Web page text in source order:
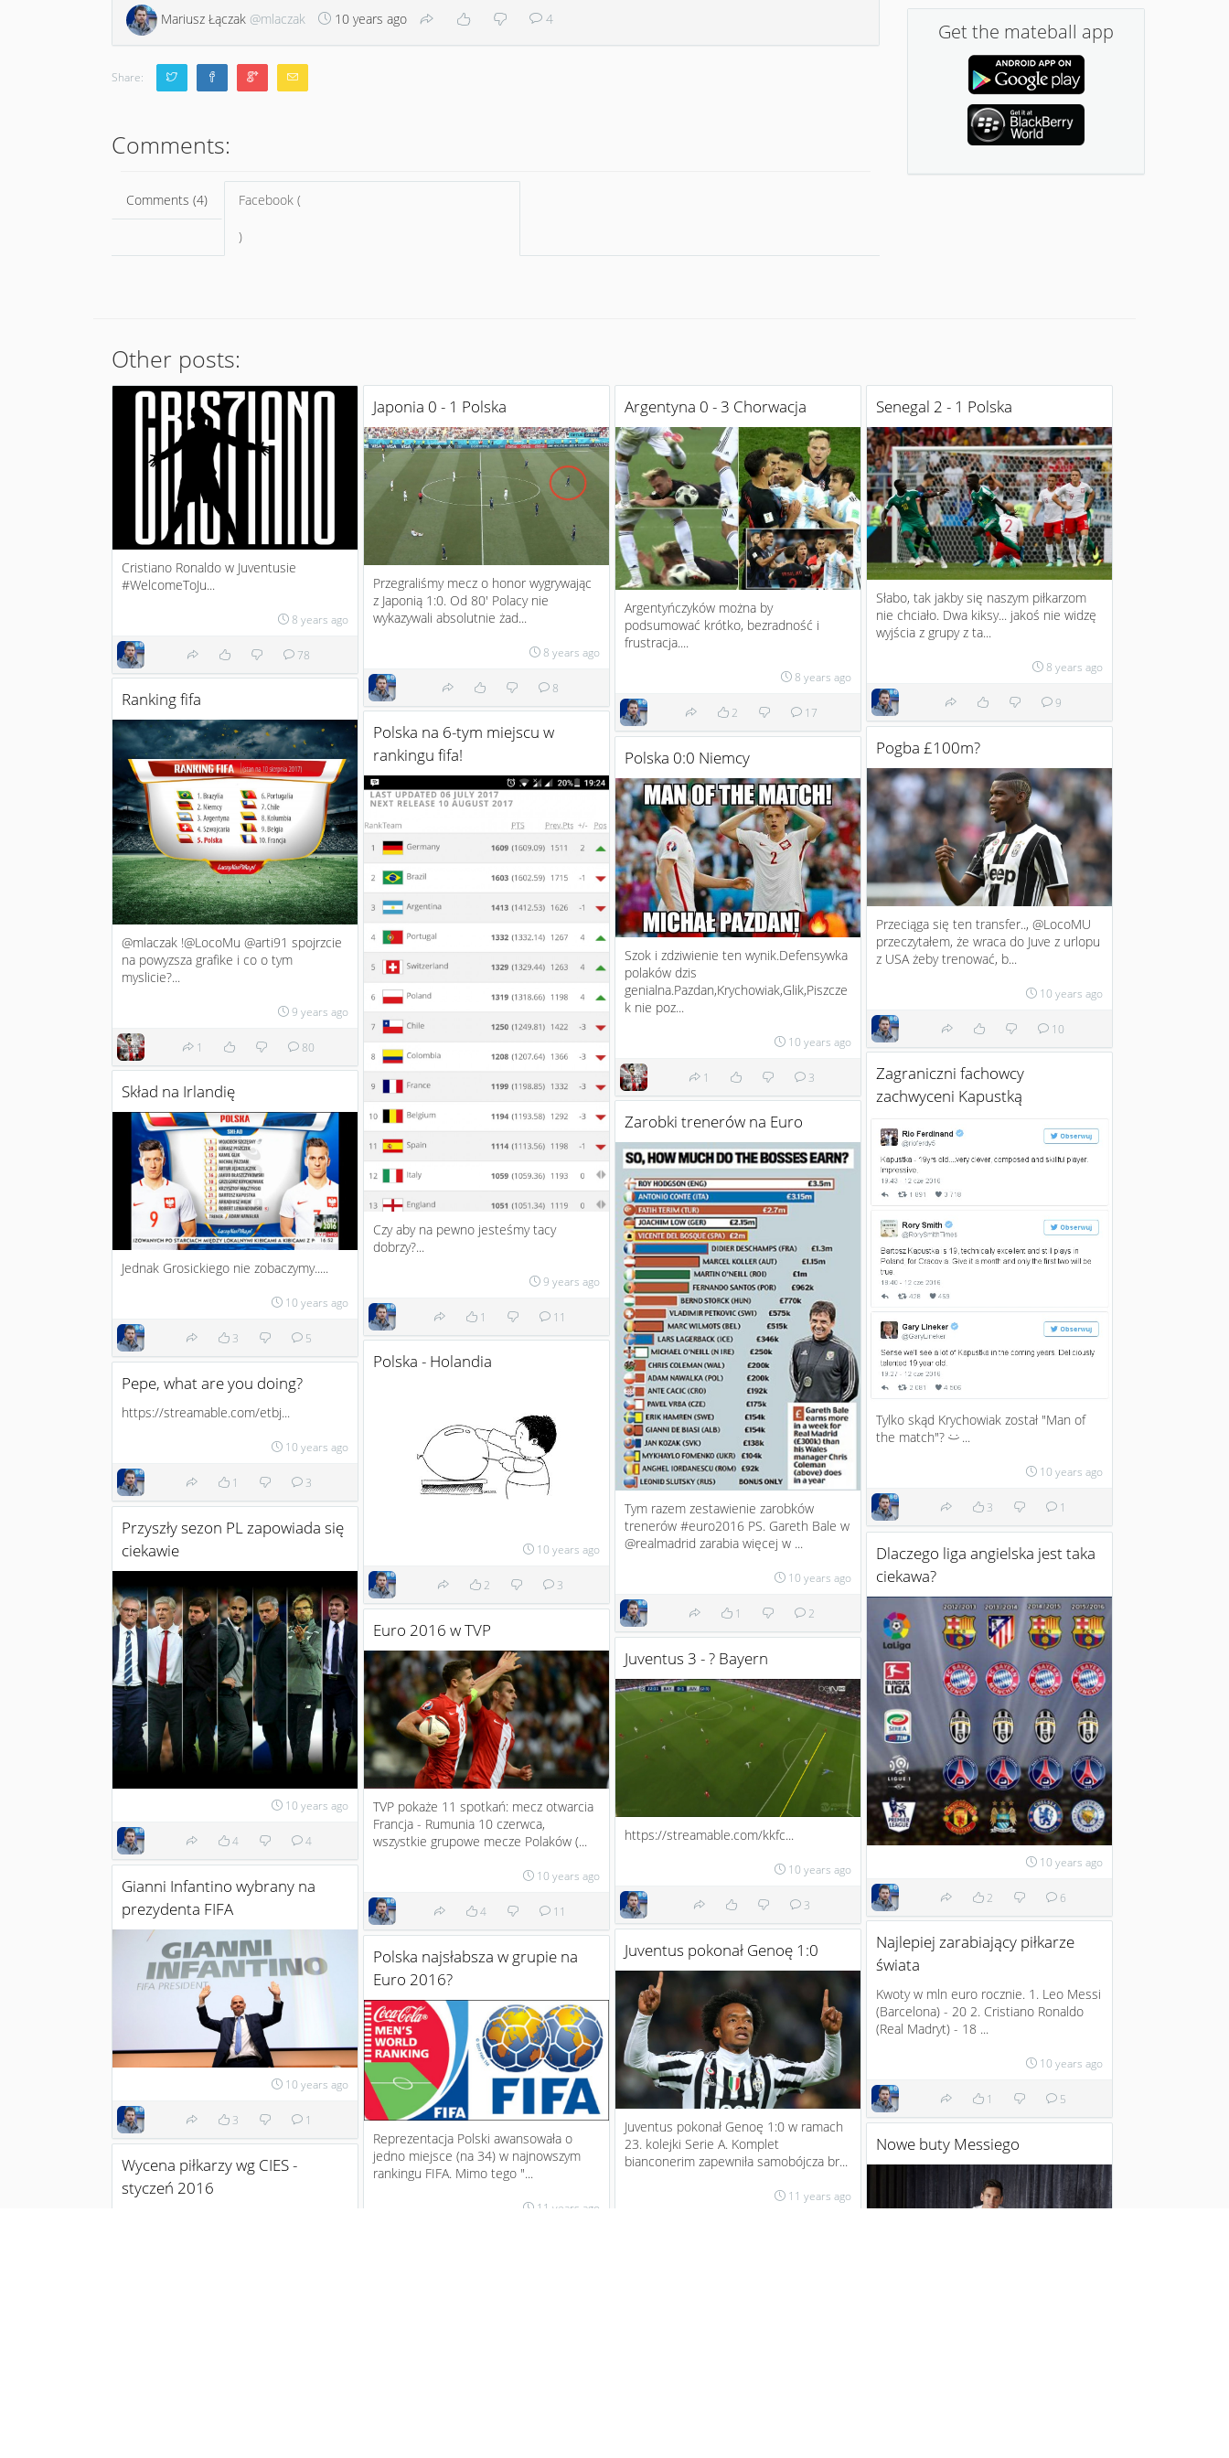
Mariusz Łączak @mlaczak 10 years ago 4
Share:
Comments:
Comments (4) Facebook (
)
Get the mateball app
Other posts:
Cristiano Ronaldo w Juventusie
#WelcomeToJu...
8 years ago
78
Japonia 0 - 1 Polska
Przegraliśmy mecz o honor wygrywając
z Japonią 1:0. Od 80' Polacy nie
wykazywali absolutnie żad...
8 years ago
8
Argentyna 0 - 3 Chorwacja
Argentyńczyków można by
podsumować krótko, bezradność i
frustracja....
8 years ago
2 17
Senegal 2 - 1 Polska
Słabo, tak jakby się naszym piłkarzom
nie chciało. Dwa kiksy... jakoś nie widzę
wyjścia z grupy z ta...
8 years ago
9
Ranking fifa
@mlaczak !@LocoMu @arti91 spojrzcie
na powyzsza grafike i co o tym
myslicie?...
9 years ago
1 80
Polska na 6-tym miejscu w
rankingu fifa!
Czy aby na pewno jesteśmy tacy
dobrzy?...
9 years ago
1 11
Pogba £100m?
Przeciąga się ten transfer.., @LocoMU
przeczytałem, że wraca do Juve z urlopu
z USA żeby trenować, b...
10 years ago
10
Polska 0:0 Niemcy
Szok i zdziwienie ten wynik.Defensywka
polaków dzis
genialna.Pazdan,Krychowiak,Glik,Piszcze
k nie poz...
10 years ago
1 3
Zagraniczni fachowcy
zachwyceni Kapustką
Tylko skąd Krychowiak został "Man of
the match"? :) ...
10 years ago
3 1
Skład na Irlandię
Jednak Grosickiego nie zobaczymy.....
10 years ago
3 5
Zarobki trenerów na Euro
Tym razem zestawienie zarobków
trenerów #euro2016 PS. Gareth Bale w
@realmadrid zarabia więcej w ...
10 years ago
1 2
Polska - Holandia
10 years ago
2 3
Pepe, what are you doing?
https://streamable.com/etbj...
10 years ago
1 3
Przyszły sezon PL zapowiada się
ciekawie
10 years ago
4 4
Dlaczego liga angielska jest taka
ciekawa?
10 years ago
2 6
Euro 2016 w TVP
TVP pokaże 11 spotkań: mecz otwarcia
Francja - Rumunia 10 czerwca,
wszystkie grupowe mecze Polaków (...
10 years ago
4 11
Juventus 3 - ? Bayern
https://streamable.com/kkfc...
10 years ago
3
Gianni Infantino wybrany na
prezydenta FIFA
10 years ago
3 1
Najlepiej zarabiający piłkarze
świata
Kwoty w mln euro rocznie. 1. Leo Messi
(Barcelona) - 20 2. Cristiano Ronaldo
(Real Madryt) - 18 ...
10 years ago
1 5
Juventus pokonał Genoę 1:0
Juventus pokonał Genoę 1:0 w ramach
23. kolejki Serie A. Komplet
bianconerim zapewniła samobójcza br...
11 years ago
Polska najsłabsza w grupie na
Euro 2016?
Reprezentacja Polski awansowała o
jedno miejsce (na 34) w najnowszym
rankingu FIFA. Mimo tego "...
11 years ago
Nowe buty Messiego
Wycena piłkarzy wg CIES -
styczeń 2016